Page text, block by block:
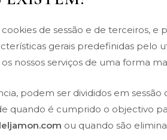
de sessão e de terceiros,
gerais predefinidas
nossos serviços de uma forma
podem ser divididos em
quando é cumprido o objectivo
ou quando são